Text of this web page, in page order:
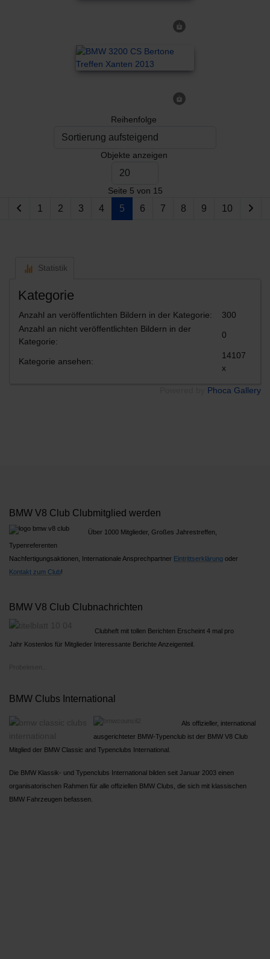
Reihenfolge
Objekte anzeigen
Seite 5 von 15
1 2 3 4 5 6 7 8 9 10
Statistik
Kategorie
Anzahl an veröffentlichten Bildern in der Kategorie:
300
Anzahl an nicht veröffentlichten Bildern in der
Kategorie:
0
Kategorie ansehen:
14107
x
Phoca Gallery
BMW V8 Club Clubmitglied werden
Über 1000 Mitglieder, Großes Jahrestreffen,
Typenreferenten
Nachfertigungsaktionen, Internationale Ansprechpartner Eintrittserklärung oder
Kontakt zum Club!
BMW V8 Club Clubnachrichten
Clubheft mit tollen Berichten Erscheint 4 mal pro
Jahr Kostenlos für Mitglieder Interessante Berichte Anzeigenteil.
BMW Clubs International
Als offizieller, international
ausgerichteter BMW-Typenclub ist der BMW V8 Club
Mitglied der BMW Classic and Typenclubs International.
Die BMW Klassik- und Typenclubs International bilden seit Januar 2003 einen
organisatorischen Rahmen für alle offiziellen BMW Clubs, die sich mit klassischen
BMW Fahrzeugen befassen.